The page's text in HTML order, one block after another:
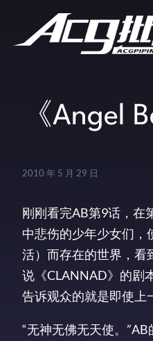
《Angel
2010 年 5 月 29 日
刚刚看完AB第9话，在
中悲伤的少年少女们，
活）而存在的世界，看
说《CLANNAD》的剧
告诉观众的就是即使上
“无神无佛无天使。